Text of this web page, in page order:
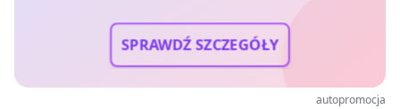
SPRAWDŹ SZCZEGÓŁY
autopromocja